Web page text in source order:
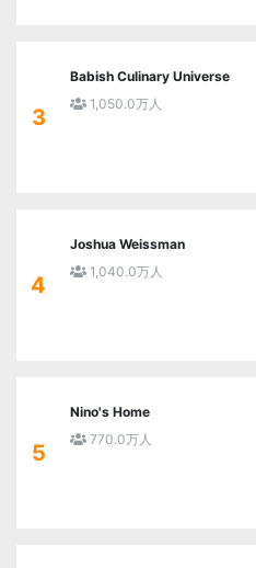
3
Babish Culinary Universe
1,050.0万人
4
Joshua Weissman
1,040.0万人
5
Nino's Home
770.0万人